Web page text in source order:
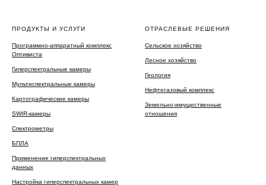
ПРОДУКТЫ И УСЛУГИ
Программно-аппаратный комплекс
Оптивиста
Гиперспектральные камеры
Мультиспектральные камеры
Картографические камеры
SWIR-камеры
Спектрометры
БПЛА
Применение гиперспектральных
данных
Настройка гиперспектральных камер
ОТРАСЛЕВЫЕ РЕШЕНИЯ
Сельское хозяйство
Лесное хозяйство
Геология
Нефтегазовый комплекс
Земельно-имущественные
отношения